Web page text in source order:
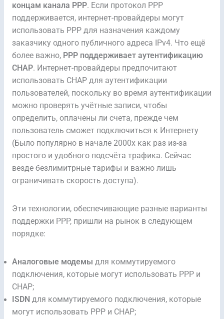
концам канала PPP. Если протокол PPP
поддерживается, интернет-провайдеры могут
использовать PPP для назначения каждому
заказчику одного публичного адреса IPv4. Что ещё
более важно, PPP поддерживает аутентификацию
CHAP. Интернет-провайдеры предпочитают
использовать CHAP для аутентификации
пользователей, поскольку во время аутентификации
можно проверять учётные записи, чтобы
определить, оплачены ли счета, прежде чем
пользователь сможет подключиться к Интернету
(Было популярно в начале 2000х как раз из-за
простого и удобного подсчёта трафика. Сейчас
везде безлимитрные тарифы и важно лишь
ограничивать скорость доступа).
Эти технологии, обеспечивающие разные варианты
поддержки PPP, пришли на рынок в следующем
порядке:
Аналоговые модемы для коммутируемого
подключения, которые могут использовать PPP и
CHAP;
ISDN для коммутируемого подключения, которые
могут использовать PPP и CHAP;